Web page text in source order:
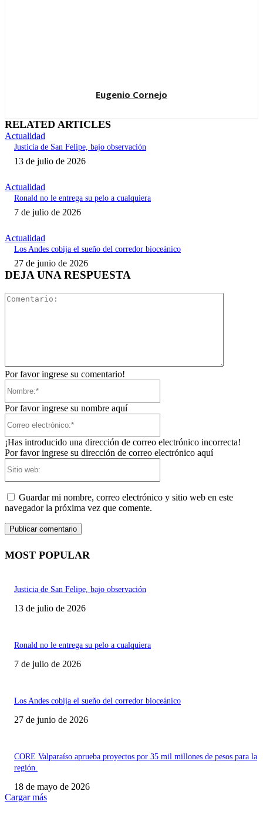
Eugenio Cornejo
RELATED ARTICLES
Actualidad
Justicia de San Felipe, bajo observación
13 de julio de 2026
Actualidad
Ronald no le entrega su pelo a cualquiera
7 de julio de 2026
Actualidad
Los Andes cobija el sueño del corredor bioceánico
27 de junio de 2026
DEJA UNA RESPUESTA
Por favor ingrese su comentario!
Por favor ingrese su nombre aquí
¡Has introducido una dirección de correo electrónico incorrecta!
Por favor ingrese su dirección de correo electrónico aquí
Guardar mi nombre, correo electrónico y sitio web en este
navegador la próxima vez que comente.
MOST POPULAR
Justicia de San Felipe, bajo observación
13 de julio de 2026
Ronald no le entrega su pelo a cualquiera
7 de julio de 2026
Los Andes cobija el sueño del corredor bioceánico
27 de junio de 2026
CORE Valparaíso aprueba proyectos por 35 mil millones de pesos para la
región.
18 de mayo de 2026
Cargar más